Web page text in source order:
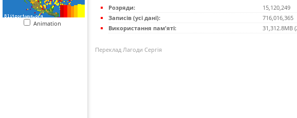
Animation
Розряди:
15,120,249
Записів (усі дані):
716,016,365
Використання пам'яті:
31,312.8MB
Переклад Лагоди Сергія